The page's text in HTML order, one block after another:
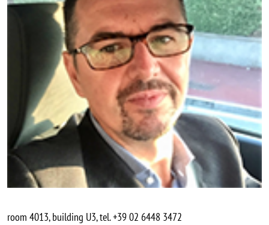
room 4013, building U3, tel. +39 02 6448 3472